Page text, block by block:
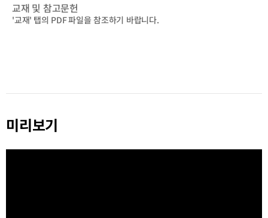
교재 및 참고문헌
'교재' 탭의 PDF파일을 참조하기 바랍니다.
미리보기